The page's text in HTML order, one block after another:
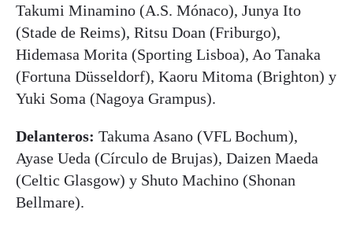
Takumi Minamino (A.S. Mónaco), Junya Ito
(Stade de Reims), Ritsu Doan (Friburgo),
Hidemasa Morita (Sporting Lisboa), Ao Tanaka
(Fortuna Düsseldorf), Kaoru Mitoma (Brighton) y
Yuki Soma (Nagoya Grampus).
Delanteros: Takuma Asano (VFL Bochum),
Ayase Ueda (Círculo de Brujas), Daizen Maeda
(Celtic Glasgow) y Shuto Machino (Shonan
Bellmare).